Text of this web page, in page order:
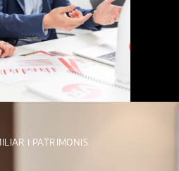
I PATRIMONIS